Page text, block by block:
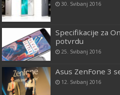
30. Svibanj 2016
Specifikacije za
potvrdu
25. Svibanj 2016
Asus ZenFone 3
12. Svibanj 2016